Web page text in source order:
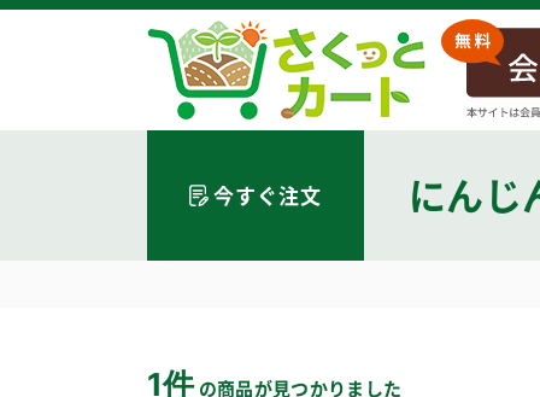
今すぐ注文 にんじ
1件 の商品が見つかりました